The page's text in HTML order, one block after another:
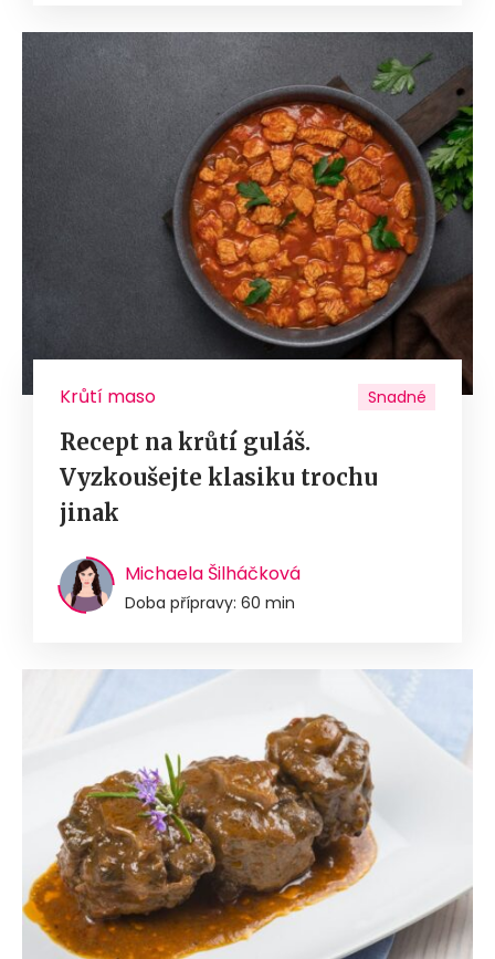
Krůtí maso Snadné
Recept na krůtí guláš.
Vyzkoušejte klasiku trochu
jinak
Michaela Šilháčková
Doba přípravy: 60 min